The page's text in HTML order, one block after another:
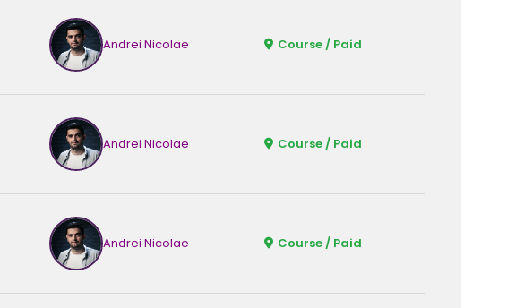
Andrei Nicolae Course / Paid
Andrei Nicolae Course / Paid
Andrei Nicolae Course / Paid